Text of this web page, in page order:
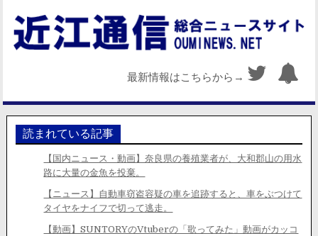
最新情報はこちらから→
読まれている記事
【国内ニュース・動画】奈良県の養殖業者が、大和郡山の用水
路に大量の金魚を投棄。
【ニュース】自動車窃盗容疑の車を追跡すると、車をぶつけて
タイヤをナイフで切って逃走。
【動画】SUNTORYのVtuberの「歌ってみた」動画がカッコ